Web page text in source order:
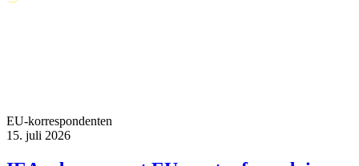
EU-korrespondenten
15. juli 2026